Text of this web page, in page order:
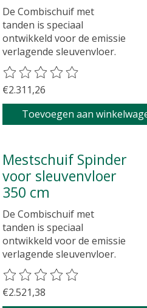
De Combischuif met
tanden is speciaal
ontwikkeld voor de emissie
verlagende sleuvenvloer.
De beoordeling van dit
€2.311,26
Toevoegen aan
Mestschuif Spinder
voor sleuvenvloer
350 cm
De Combischuif met
tanden is speciaal
ontwikkeld voor de emissie
verlagende sleuvenvloer.
De beoordeling van dit
€2.521,38